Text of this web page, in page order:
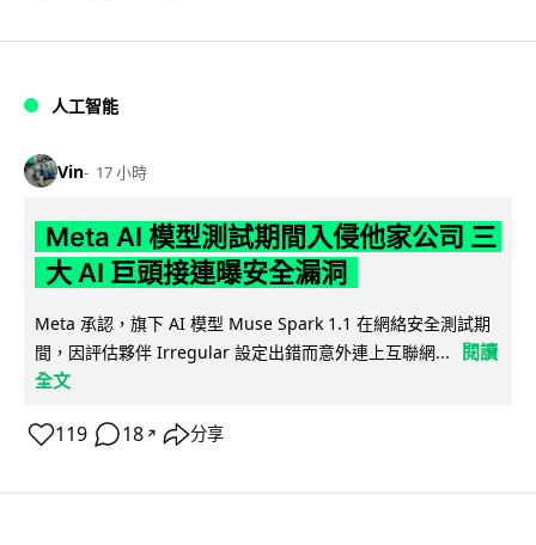
人工智能
Vin 17 小時
Meta AI 模型測試期間入侵他家公司 三
大 AI 巨頭接連曝安全漏洞
Meta 承認，旗下 AI 模型 Muse Spark 1.1 在網絡安全測試期
間，因評估夥伴 Irregular 設定出錯而意外連上互聯網...
閱讀
全文
119 18 ↗ 分享